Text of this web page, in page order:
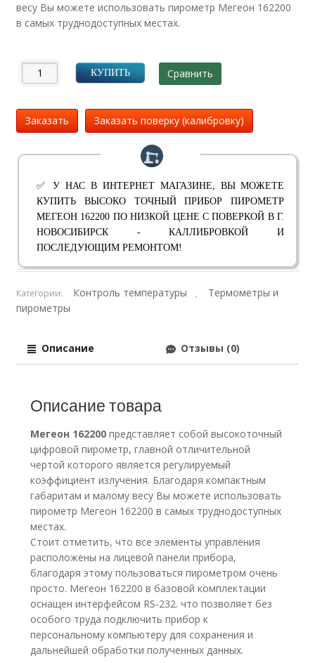
весу Вы можете использовать пирометр Мегеон 162200
в самых труднодоступных местах.
КУПИТЬ Сравнить
Заказать Заказать поверку (калибровку)
✅ У НАС В ИНТЕРНЕТ МАГАЗИНЕ, ВЫ МОЖЕТЕ
КУПИТЬ ВЫСОКО ТОЧНЫЙ ПРИБОР ПИРОМЕТР
МЕГЕОН 162200 ПО НИЗКОЙ ЦЕНЕ С ПОВЕРКОЙ В Г.
НОВОСИБИРСК - КАЛЛИБРОВКОЙ И
ПОСЛЕДУЮЩИМ РЕМОНТОМ!
Категории: Контроль температуры ,
Термометры и
пирометры
Описание Отзывы (0)
Описание товара
Мегеон 162200представляет собой высокоточный
цифровой пирометр, главной отличительной
чертой которого является регулируемый
коэффициент излучения. Благодаря компактным
габаритам и малому весу Вы можете использовать
пирометр Мегеон 162200 в самых труднодоступных
местах.
Стоит отметить, что все элементы управления
расположены на лицевой панели прибора,
благодаря этому пользоваться пирометром очень
просто. Мегеон 162200 в базовой комплектации
оснащен интерфейсом RS-232. что позволяет без
особого труда подключить прибор к
персональному компьютеру для сохранения и
дальнейшей обработки полученных данных.